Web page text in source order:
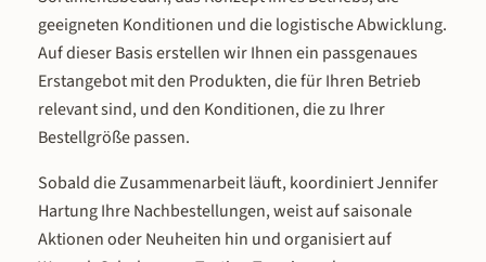
geeigneten Konditionen und die logistische Abwicklung.
Auf dieser Basis erstellen wir Ihnen ein passgenaues
Erstangebot mit den Produkten, die für Ihren Betrieb
relevant sind, und den Konditionen, die zu Ihrer
Bestellgröße passen.
Sobald die Zusammenarbeit läuft, koordiniert Jennifer
Hartung Ihre Nachbestellungen, weist auf saisonale
Aktionen oder Neuheiten hin und organisiert auf